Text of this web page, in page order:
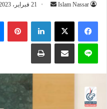
Islam Nassar
أرسل
إلكترونيا
21 فبراير، 2023
لينكدإن
لاين مشاركة عبر البريد طباعة